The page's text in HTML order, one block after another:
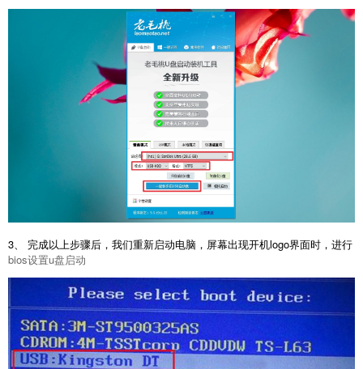
3、 完成以上步骤后，我们重新启动电脑，屏幕出现开机logo界面时，进行
bios设置u盘启动